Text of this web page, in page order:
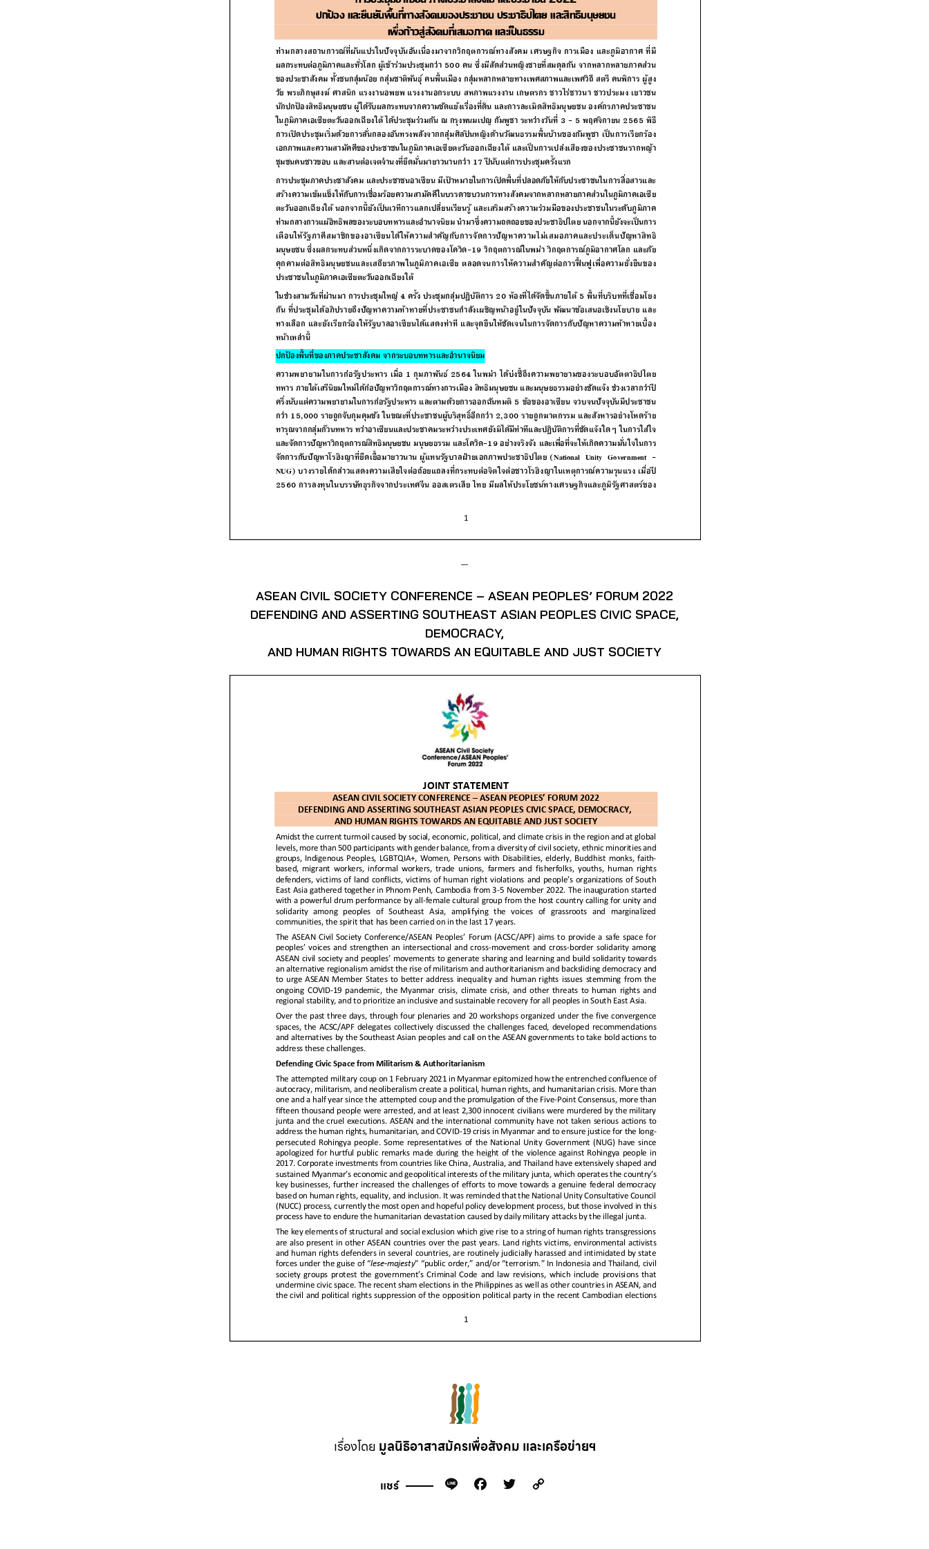
–
ASEAN CIVIL SOCIETY CONFERENCE – ASEAN PEOPLES’ FORUM 2022
DEFENDING AND ASSERTING SOUTHEAST ASIAN PEOPLES CIVIC SPACE,
DEMOCRACY,
AND HUMAN RIGHTS TOWARDS AN EQUITABLE AND JUST SOCIETY
เรื่องโดย มูลนิธิอาสาสมัครเพื่อสังคม และเครือข่ายฯ
แชร์ Line Facebook
Twitter